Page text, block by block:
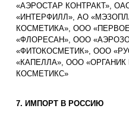
«АЭРОСТАР КОНТРАКТ»,
«ИНТЕРФИЛЛ», АО
КОСМЕТИКА», ООО
«ФЛОРЕСАН», ООО
«ФИТОКОСМЕТИК», ООО
«КАПЕЛЛА», ООО
КОСМЕТИКС»
7. ИМПОРТ В РОССИЮ